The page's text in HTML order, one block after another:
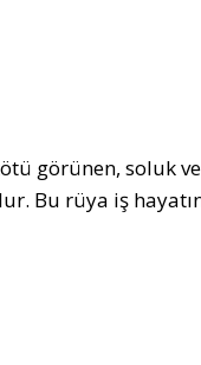
görünen, soluk
Bu rüya iş